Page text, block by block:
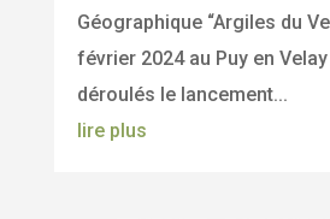
Géographique “Argiles du
février 2024 au Puy en
déroulés le lancement...
lire plus